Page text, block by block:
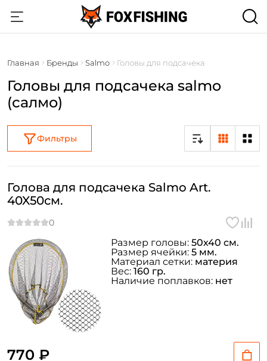
Главная Бренды Salmo Головы для подсачека
Головы для подсачека salmo
(салмо)
Фильтры
Голова для подсачека Salmo Art.
40X50см.
770 ₽
Размер головы: 50х40 см.
Размер ячейки: 5 мм.
Материал сетки: материя
Вес: 160 гр.
Наличие поплавков: нет
Создать аккаунт